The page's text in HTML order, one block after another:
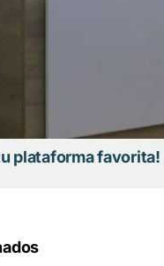
plataforma favorita!